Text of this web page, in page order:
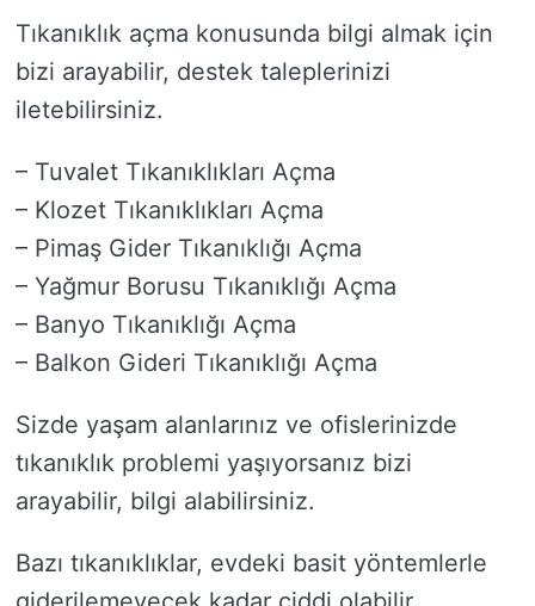
Tıkanıklık açma konusunda bilgi almak için
bizi arayabilir, destek taleplerinizi
iletebilirsiniz.
– Tuvalet Tıkanıklıkları Açma
– Klozet Tıkanıklıkları Açma
– Pimaş Gider Tıkanıklığı Açma
– Yağmur Borusu Tıkanıklığı Açma
– Banyo Tıkanıklığı Açma
– Balkon Gideri Tıkanıklığı Açma
Sizde yaşam alanlarınız ve ofislerinizde
tıkanıklık problemi yaşıyorsanız bizi
arayabilir, bilgi alabilirsiniz.
Bazı tıkanıklıklar, evdeki basit yöntemlerle